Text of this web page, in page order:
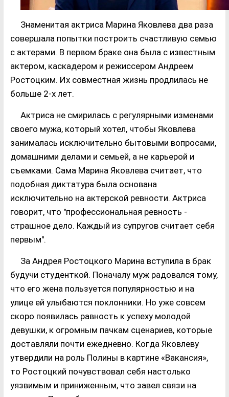
Знаменитая актриса Марина Яковлева два раза
совершала попытки построить счастливую семью
с актерами. В первом браке она была с известным
актером, каскадером и режиссером Андреем
Ростоцким. Их совместная жизнь продлилась не
больше 2-х лет.
Актриса не смирилась с регулярными изменами
своего мужа, который хотел, чтобы Яковлева
занималась исключительно бытовыми вопросами,
домашними делами и семьей, а не карьерой и
съемками. Сама Марина Яковлева считает, что
подобная диктатура была основана
исключительно на актерской ревности. Актриса
говорит, что "профессиональная ревность -
страшное дело. Каждый из супругов считает себя
первым".
За Андрея Ростоцкого Марина вступила в брак
будучи студенткой. Поначалу муж радовался тому,
что его жена пользуется популярностью и на
улице ей улыбаются поклонники. Но уже совсем
скоро появилась равность к успеху молодой
девушки, к огромным пачкам сценариев, которые
доставляли почти ежедневно. Когда Яковлеву
утвердили на роль Полины в картине «Вакансия»,
то Ростоцкий почувствовал себя настолько
уязвимым и приниженным, что завел связи на